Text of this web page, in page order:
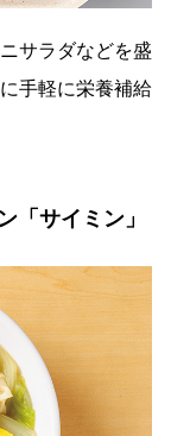
サラダなどを盛
手軽に栄養補給
「サイミン」